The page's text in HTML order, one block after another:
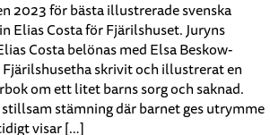
2023 för bästa illustrerade svenska
Elias Costa för Fjärilshuset. Juryns
Costa belönas med Elsa Beskow-
skrivit och illustrerat en
om ett litet barns sorg och saknad.
stillsam stämning där barnet ges utrymme
visar […]